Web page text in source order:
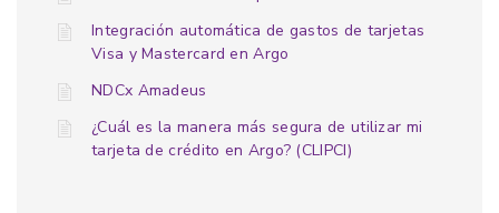
Integración automática de gastos de tarjetas
Visa y Mastercard en Argo
NDCx Amadeus
¿Cuál es la manera más segura de utilizar mi
tarjeta de crédito en Argo? (CLIPCI)